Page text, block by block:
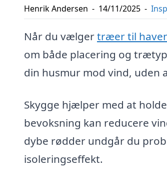
Henrik Andersen - 14/11/2025 -
Når du vælgertræer til
om både placering og
din husmur mod vind, uden
Skygge hjælper med at
bevoksning kan reducere
dybe rødder undgår du
isoleringseffekt.